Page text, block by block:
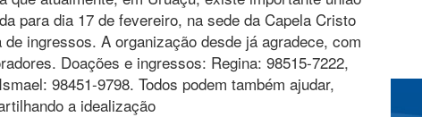
para dia 17 de fevereiro, na sede da Capela Cristo
ingressos. A organização desde já agradece, com
Doações e ingressos: Regina: 98515-7222,
98451-9798. Todos podem também ajudar,
a idealização